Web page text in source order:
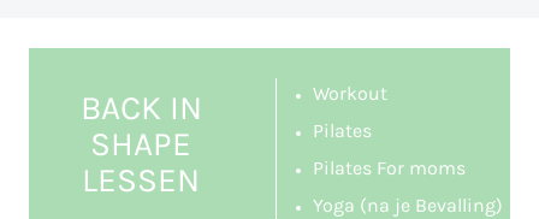
BACK IN
SHAPE
LESSEN
Workout
Pilates
Pilates For moms
Yoga (na je Bevalling)